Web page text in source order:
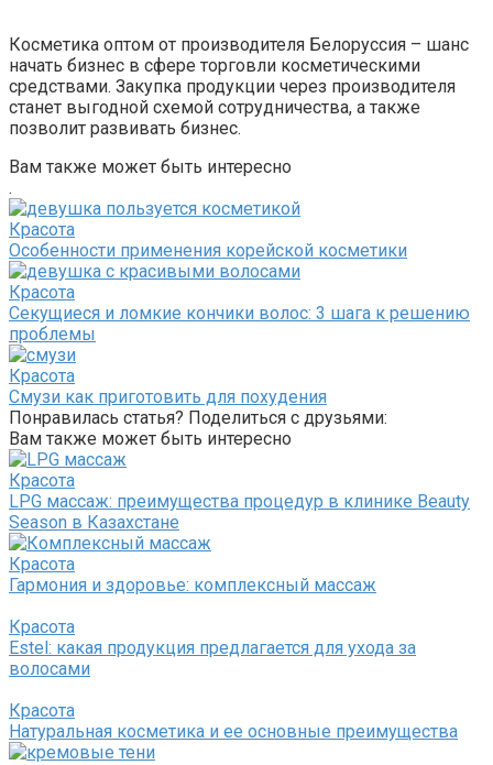
Косметика оптом от производителя Белоруссия – шанс
начать бизнес в сфере торговли косметическими
средствами. Закупка продукции через производителя
станет выгодной схемой сотрудничества, а также
позволит развивать бизнес.
Вам также может быть интересно
.
Красота
Особенности применения корейской косметики
Красота
Секущиеся и ломкие кончики волос: 3 шага к решению
проблемы
Красота
Смузи как приготовить для похудения
Понравилась статья? Поделиться с друзьями:
Вам также может быть интересно
Красота
LPG массаж: преимущества процедур в клинике Beauty
Season в Казахстане
Красота
Гармония и здоровье: комплексный массаж
Красота
Estel: какая продукция предлагается для ухода за
волосами
Красота
Натуральная косметика и ее основные преимущества